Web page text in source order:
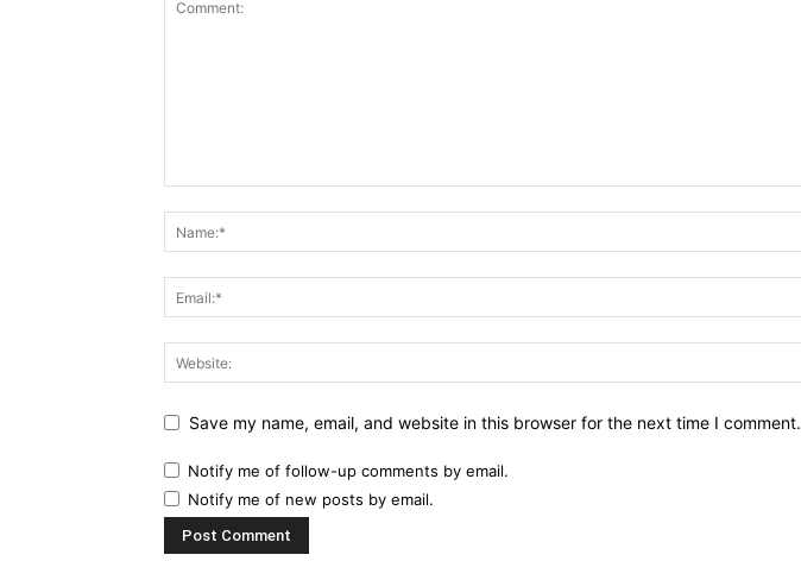
Save my name, email, and website in this browser for the next time I comment.
Notify me of follow-up comments by email.
Notify me of new posts by email.